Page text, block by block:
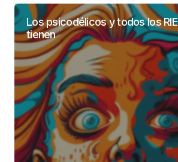
Los psicodélicos y todos los
tienen